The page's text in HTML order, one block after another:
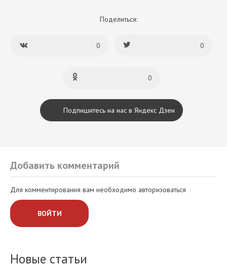
Поделиться:
0 0
0
Подпишитесь на нас в Яндекс Дзен
Добавить комментарий
Для комментирования вам необходимо авторизоваться
ВОЙТИ
Новые статьи